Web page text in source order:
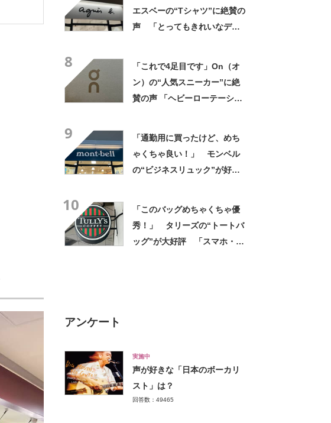
エスベーの“Tシャツ”に絶賛の
声 「とってもきれいなデザ
8
「これで4足目です」On（オ
ン）の“人気スニーカー”に絶
賛の声 「ヘビーローテーショ
9
「通勤用に買ったけど、めち
ゃくちゃ良い！」 モンベル
の“ビジネスリュック”が好
10
「このバッグめちゃくちゃ優
秀！」 タリーズの“トートバ
ッグ”が大好評 「スマホ・財
アンケート
実施中
声が好きな「日本のボーカリ
スト」は？
回答数：49465